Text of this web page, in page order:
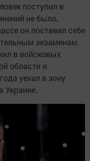
поступил в
не было,
он поставил себе
экзаменам.
в войсковых
области и
уехал в зону
Украине.